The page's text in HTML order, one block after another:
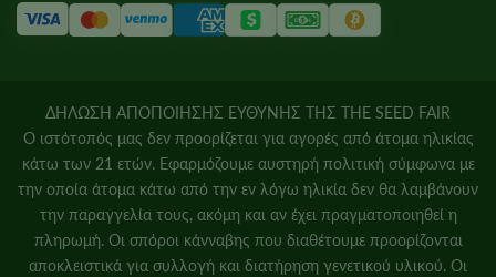
ΔΗΛΩΣΗ ΑΠΟΠΟΙΗΣΗΣ ΕΥΘΥΝΗΣ ΤΗΣ THE SEED FAIR
Ο ιστότοπός μας δεν προορίζεται για αγορές από άτομα ηλικίας
κάτω των 21 ετών. Εφαρμόζουμε αυστηρή πολιτική σύμφωνα με
την οποία άτομα κάτω από την εν λόγω ηλικία δεν θα λαμβάνουν
την παραγγελία τους, ακόμη και αν έχει πραγματοποιηθεί η
πληρωμή. Οι σπόροι κάνναβης που διαθέτουμε προορίζονται
αποκλειστικά για συλλογή και διατήρηση γενετικού υλικού. Οι